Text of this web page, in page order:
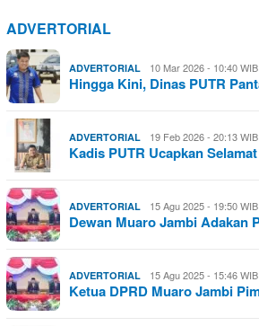
ADVERTORIAL
ADVERTORIAL 10 Mar 2026 - 10:40 WIB
Hingga Kini, Dinas PUTR
ADVERTORIAL 19 Feb 2026 - 20:13 WIB
Kadis PUTR Ucapkan
ADVERTORIAL 15 Agu 2025 - 19:50 WIB
Dewan Muaro Jambi Adakan
ADVERTORIAL 15 Agu 2025 - 15:46 WIB
Ketua DPRD Muaro Jambi